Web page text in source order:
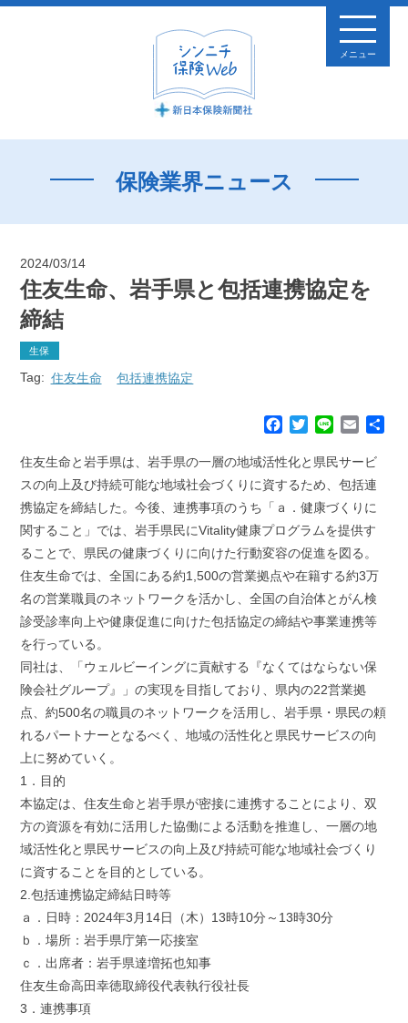
メニュー
保険業界ニュース
2024/03/14
住友生命、岩手県と包括連携協定を
締結
生保
Tag: 住友生命 包括連携協定
c
e
o
o
k
T
i
e
r
n
e
E
a
i
住友生命と岩手県は、岩手県の一層の地域活性化と県民サービ
スの向上及び持続可能な地域社会づくりに資するため、包括連
携協定を締結した。今後、連携事項のうち「ａ．健康づくりに
関すること」では、岩手県民にVitality健康プログラムを提供す
ることで、県民の健康づくりに向けた行動変容の促進を図る。
住友生命では、全国にある約1,500の営業拠点や在籍する約3万
名の営業職員のネットワークを活かし、全国の自治体とがん検
診受診率向上や健康促進に向けた包括協定の締結や事業連携等
を行っている。
同社は、「ウェルビーイングに貢献する『なくてはならない保
険会社グループ』」の実現を目指しており、県内の22営業拠
点、約500名の職員のネットワークを活用し、岩手県・県民の頼
れるパートナーとなるべく、地域の活性化と県民サービスの向
上に努めていく。
1．目的
本協定は、住友生命と岩手県が密接に連携することにより、双
方の資源を有効に活用した協働による活動を推進し、一層の地
域活性化と県民サービスの向上及び持続可能な地域社会づくり
に資することを目的としている。
2.包括連携協定締結日時等
ａ．日時：2024年3月14日（木）13時10分～13時30分
ｂ．場所：岩手県庁第一応接室
ｃ．出席者：岩手県達増拓也知事
住友生命高田幸徳取締役代表執行役社長
3．連携事項